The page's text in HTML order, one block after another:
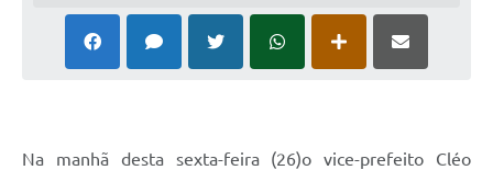
Na manhã desta sexta-feira (26)o vice-prefeito Cléo